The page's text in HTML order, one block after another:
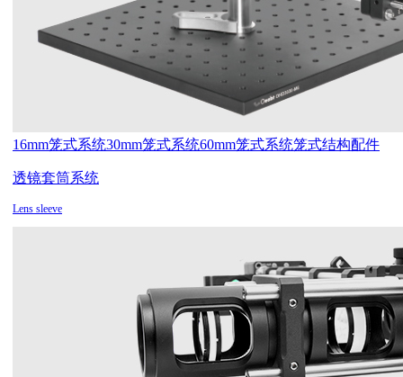
16mm笼式系统30mm笼式系统60mm笼式系统笼式结构配件
透镜套筒系统
Lens sleeve